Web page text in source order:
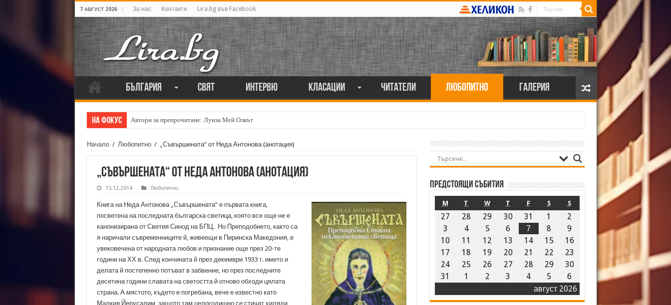
7 АВГУСТ 2026 За нас Контакти Lira.bg във Facebook
България Свят Интервю Класации Читатели Любопитно Галерия
На фокус Автори за препрочитане: Луиза Мей Олкът
Начало / Любопитно / „Съвършената“ от Неда Антонова (анотация)
„Съвършената“ от Неда Антонова (анотация)
15.12.2014 Любопитно
Книга на Неда Антонова „Съвършената“ е първата книга,
посветена на последната българска светица, която все още не е
канонизирана от Светия Синод на БПЦ. Но Преподобието, както са
я наричали съвременниците й, живеещи в Пиринска Македония, е
увековечена от народната любов и признание още през 20-те
години на ХХ в. След кончината й през декември 1933 г. името и
делата й постепенно потъват в забвение, но през последните
десетина години славата на светостта й отново обходи цялата
страна. А мястото, където е погребана, вече е известно като
Малкия Йерусалим, защото там целогодишно се стичат хиляди
Предстоящи събития
август 2026
M T W T F S S
27 28 29 30 31 1
2
3
4 5 6 7 8
9
10
11 12 13 14 15
16
17
18 19 20 21 22
23
24
25 26 27 28 29
30
31
1 2 3 4 5 6